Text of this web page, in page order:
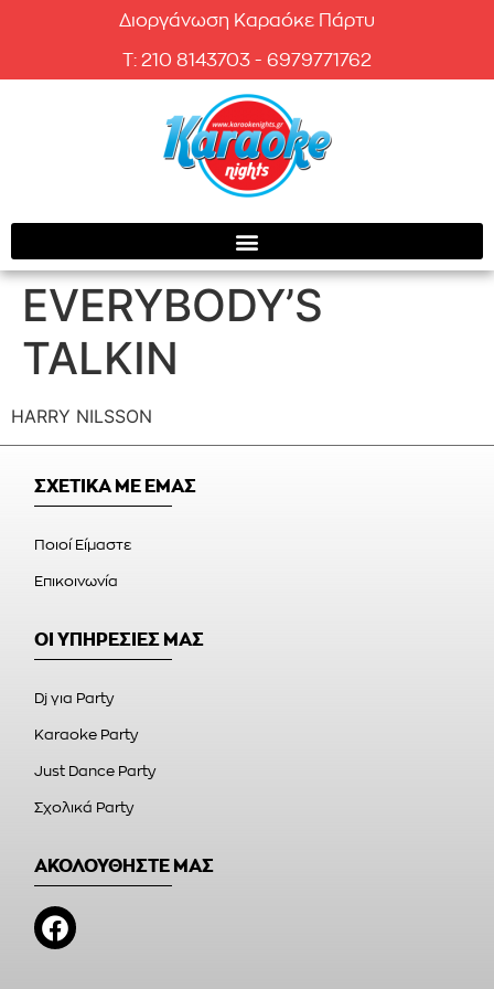
Διοργάνωση Καραόκε Πάρτυ
T: 210 8143703 - 6979771762
EVERYBODY’S
TALKIN
HARRY NILSSON
ΣΧΕΤΙΚΑ ΜΕ ΕΜΑΣ
Ποιοί Είμαστε
Επικοινωνία
ΟΙ ΥΠΗΡΕΣΙΕΣ ΜΑΣ
Dj για Party
Karaoke Party
Just Dance Party
Σχολικά Party
ΑΚΟΛΟΥΘΗΣΤΕ ΜΑΣ